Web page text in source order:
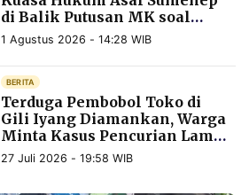
di Balik Putusan MK soal
MBG
1 Agustus 2026 - 14:28 WIB
BERITA
Terduga Pembobol Toko di
Gili Iyang Diamankan, Warga
Minta Kasus Pencurian Lama
Ikut Diusut
27 Juli 2026 - 19:58 WIB